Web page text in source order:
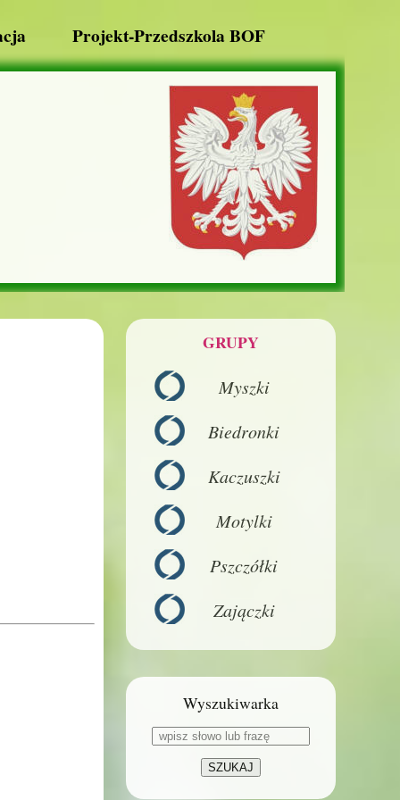
Projekt-Przedszkola BOF
GRUPY
Myszki
Biedronki
Kaczuszki
Motylki
Pszczółki
Zajączki
Wyszukiwarka
SZUKAJ